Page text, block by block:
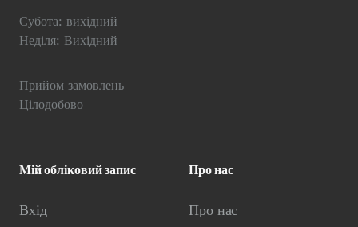
Субота: вихідний
Неділя: Вихідний
Прийом замовлень
Цілодобово
Мій обліковий запис
Вхід
Про нас
Про нас